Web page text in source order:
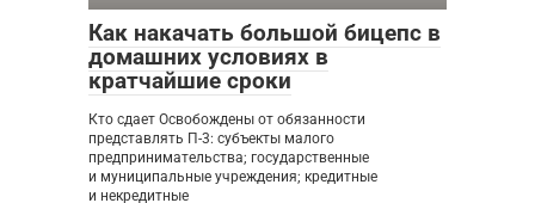
Как накачать большой бицепс в
домашних условиях в
кратчайшие сроки
Кто сдает Освобождены от обязанности
представлять П-3: субъекты малого
предпринимательства; государственные
и муниципальные учреждения; кредитные
и некредитные